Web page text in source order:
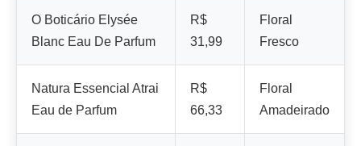
O Boticário Elysée
Blanc Eau De Parfum
R$
31,99
Floral
Fresco
Natura Essencial Atrai
Eau de Parfum
R$
66,33
Floral
Amadeirado